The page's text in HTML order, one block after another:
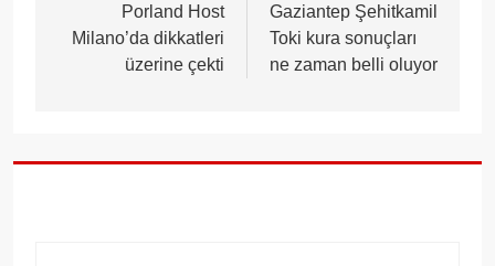
gezinmesi
Porland Host
Milano’da dikkatleri
üzerine çekti
Gaziantep Şehitkamil
Toki kura sonuçları
ne zaman belli oluyor